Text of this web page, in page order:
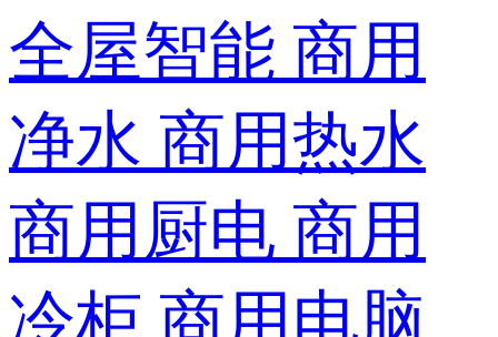
全屋智能 商用
净水 商用热水
商用厨电 商用
冷柜 商用电脑